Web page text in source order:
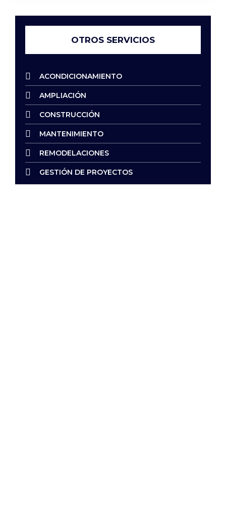
OTROS SERVICIOS
ACONDICIONAMIENTO
AMPLIACIÓN
CONSTRUCCIÓN
MANTENIMIENTO
REMODELACIONES
GESTIÓN DE PROYECTOS